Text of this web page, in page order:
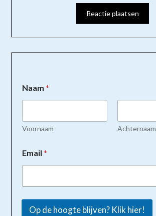
Naam*
Voornaam Achternaam
Email*
Op de hoogte blijven? Klik hier!